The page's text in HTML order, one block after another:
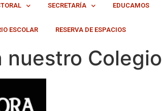
SECRETARÍA EDUCAMOS
ESCOLAR RESERVA DE ESPACIOS
nuestro Colegio